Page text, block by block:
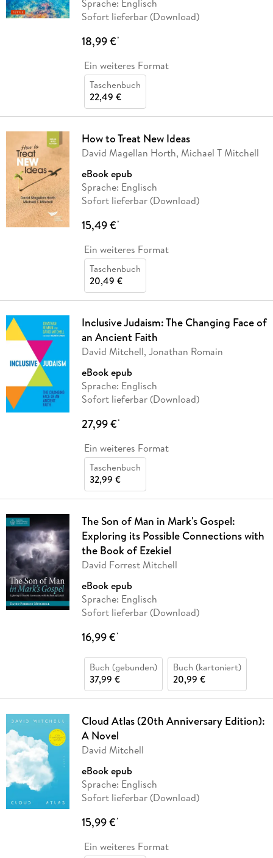
Sprache: Englisch
Sofort lieferbar (Download)
18,99 €*
Ein weiteres Format
Taschenbuch
22,49 €
How to Treat New Ideas
David Magellan Horth, Michael T Mitchell
eBook epub
Sprache: Englisch
Sofort lieferbar (Download)
15,49 €*
Ein weiteres Format
Taschenbuch
20,49 €
Inclusive Judaism: The Changing Face of
an Ancient Faith
David Mitchell, Jonathan Romain
eBook epub
Sprache: Englisch
Sofort lieferbar (Download)
27,99 €*
Ein weiteres Format
Taschenbuch
32,99 €
The Son of Man in Mark's Gospel:
Exploring its Possible Connections with
the Book of Ezekiel
David Forrest Mitchell
eBook epub
Sprache: Englisch
Sofort lieferbar (Download)
16,99 €*
Buch (gebunden)
37,99 €
Buch (kartoniert)
20,99 €
Cloud Atlas (20th Anniversary Edition):
A Novel
David Mitchell
eBook epub
Sprache: Englisch
Sofort lieferbar (Download)
15,99 €*
Ein weiteres Format